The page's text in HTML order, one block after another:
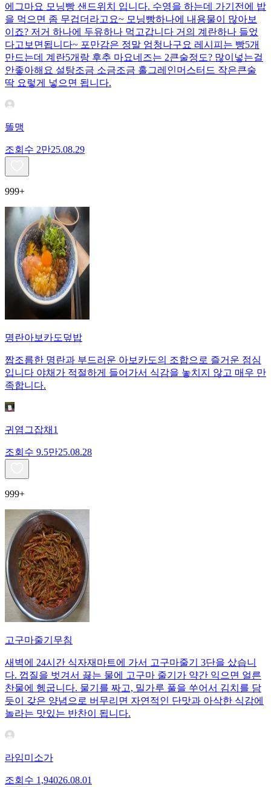
에그마요 모닝빵 샌드위치 입니다. 수영을 하는데 가기전에 밥
을 먹으면 좀 무겁더라고요~ 모닝빵하나에 내용물이 많아보
이죠? 저거 하나에 두유하나 먹고갑니다 거의 계란하나 들었
다고보면됩니다~ 포만감은 정말 엄청나구요 레시피는 빵5개
만드는데 계란5개랑 후추 마요네즈는 2큰술정도? 많이넣는걸
안좋아해요 설탕조금 소금조금 홀그레인머스터드 작은큰술
딱 요렇게 넣으면 됩니다.
똘맹
조회수 2만25.08.29
999+
명란아보카도덮밥
짭조름한 명란과 부드러운 아보카도의 조합으로 즐거운 점심
입니다 야채가 적절하게 들어가서 식감을 놓치지 않고 매우 만
족합니다.
귀염그잡채1
조회수 9.5만25.08.28
999+
고구마줄기무침
새벽에 24시간 식자재마트에 가서 고구마줄기 3단을 샀습니
다. 껍질을 벗겨서 끓는 물에 고구마 줄기가 약간 익으면 얼른
찬물에 헹굽니다. 물기를 짜고, 밀가루 풀을 쑤어서 김치를 담
듯이 갖은 양념으로 버무리면 자연적인 단맛과 아삭한 식감에
놀라는 맛있는 반찬이 됩니다.
라임미소가
조회수 1,94026.08.01